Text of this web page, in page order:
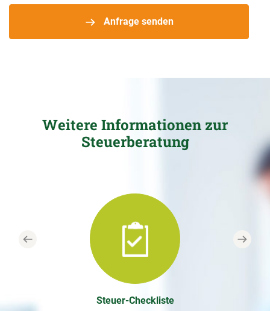
Anfrage senden
Weitere Informationen zur
Steuerberatung
Steuer-Checkliste
Previous Next